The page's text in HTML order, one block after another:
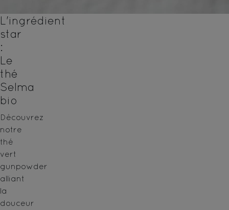
L'ingrédient
star
:
Le
thé
Selma
bio
Découvrez
notre
thé
vert
gunpowder
alliant
la
douceur